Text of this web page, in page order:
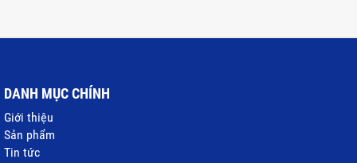
DANH MỤC CHÍNH
Giới thiệu
Sản phẩm
Tin tức